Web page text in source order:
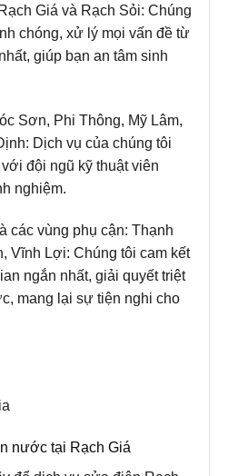
Giá và Rạch Sỏi: Chúng
chóng, xử lý mọi vấn đề từ
giúp bạn an tâm sinh
Sơn, Phi Thông, Mỹ Lâm,
Dịch vụ của chúng tôi
đội ngũ kỹ thuật viên
nghiệm.
các vùng phụ cận: Thạnh
Vĩnh Lợi: Chúng tôi cam kết
ngắn nhất, giải quyết triệt
mang lại sự tiện nghi cho
nước tại Rạch Giá